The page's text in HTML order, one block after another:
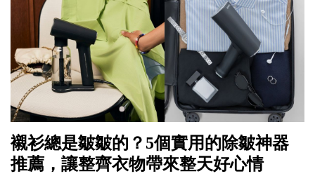
襯衫總是皺皺的？5個實用的除皺神器
推薦，讓整齊衣物帶來整天好心情